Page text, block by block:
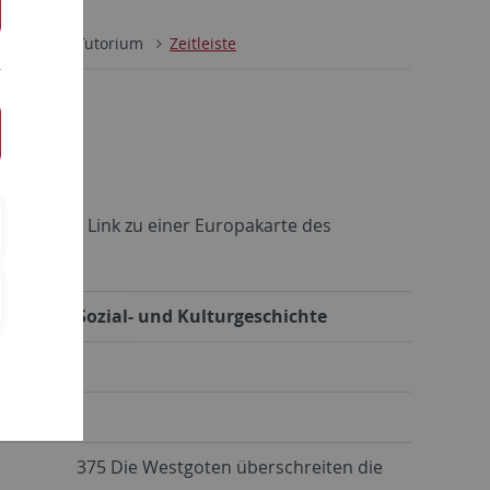
Online-Tutorium Zeitleiste
einen Link zu einer Europakarte des
Sozial- und Kulturgeschichte
375 Die Westgoten überschreiten die